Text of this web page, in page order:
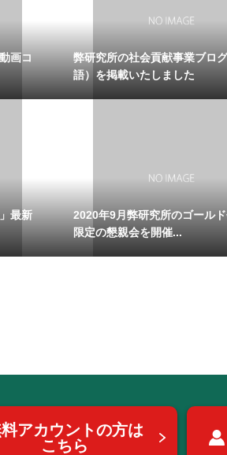
画コ
弊研究所の社会貢献事業ブロ
語）を掲載いたしました
最新
2020年9月弊研究所のゴール
限定の懇親会を開催...
アカウントの方は
こちら